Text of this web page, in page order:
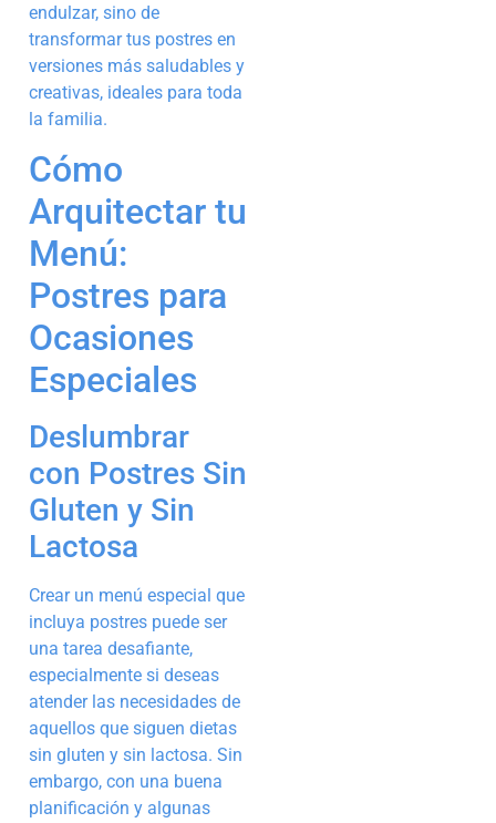
endulzar, sino de
transformar tus postres en
versiones más saludables y
creativas, ideales para toda
la familia.
Cómo
Arquitectar tu
Menú:
Postres para
Ocasiones
Especiales
Deslumbrar
con Postres Sin
Gluten y Sin
Lactosa
Crear un menú especial que
incluya postres puede ser
una tarea desafiante,
especialmente si deseas
atender las necesidades de
aquellos que siguen dietas
sin gluten y sin lactosa. Sin
embargo, con una buena
planificación y algunas